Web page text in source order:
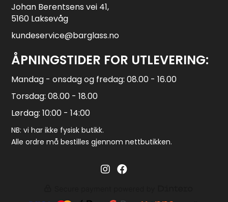
Johan Berentsens vei 41,
5160 Laksevåg
kundeservice@barglass.no
ÅPNINGSTIDER FOR UTLEVERING:
Mandag - onsdag og fredag: 08.00 - 16.00
Torsdag: 08.00 - 18.00
Lørdag: 10:00 - 14:00
NB: vi har ikke fysisk butikk.
Alle ordre må bestilles gjennom nettbutikken.
Barglass.no instagram
Barglass facebook